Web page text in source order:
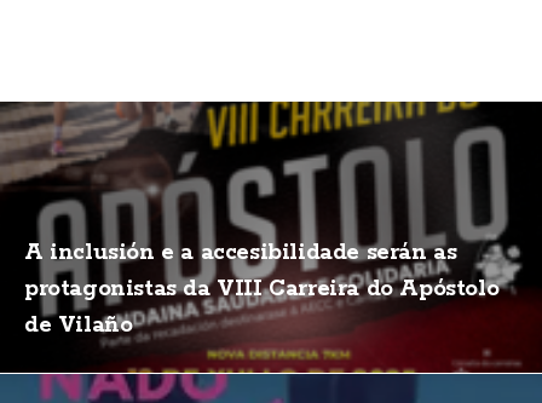
A inclusión e a accesibilidade serán as
protagonistas da VIII Carreira do Apóstolo
de Vilaño